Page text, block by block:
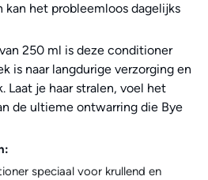
het probleemloos dagelijks
250 ml is deze conditioner
is naar langdurige verzorging en
Laat je haar stralen, voel het
de ultieme ontwarring die Bye
speciaal voor krullend en